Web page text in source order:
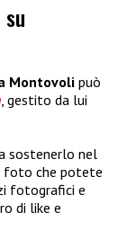
Montovoli può
, gestito da lui
sostenerlo nel
foto che potete
fotografici e
di like e